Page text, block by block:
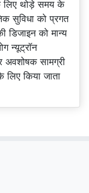
लिए थोड़े समय के
सुविधा को प्रगत
डिजाइन को मान्य
न्यूट्रॉन
सामग्री
किया जाता